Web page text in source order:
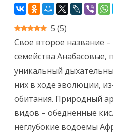
5 (5)
Свое второе название
семейства Анабасовые,
уникальный
них в ходе эволюции,
обитания. Природный
видов – обедненные
неглубокие водоемы